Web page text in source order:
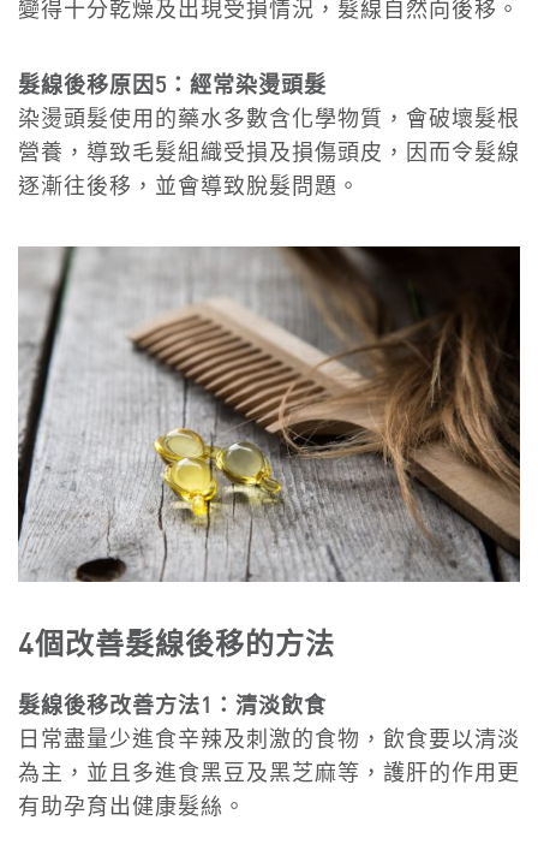
變得十分乾燥及出現受損情況，髮線自然向後移。
髮線後移原因5：經常染燙頭髮
染燙頭髮使用的藥水多數含化學物質，會破壞髮根
營養，導致毛髮組織受損及損傷頭皮，因而令髮線
逐漸往後移，並會導致脫髮問題。
4個改善髮線後移的方法
髮線後移改善方法1：清淡飲食
日常盡量少進食辛辣及刺激的食物，飲食要以清淡
為主，並且多進食黑豆及黑芝麻等，護肝的作用更
有助孕育出健康髮絲。